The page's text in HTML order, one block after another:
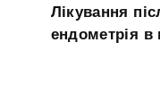
Лікування
ендометрія в